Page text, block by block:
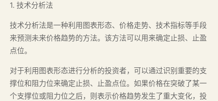
1. 技术分析法
技术分析法是一种利用图表形态、价格走势、技术指标等手段
来预测未来价格趋势的方法。该方法可以用来确定止损、止盈
点位。
对于利用图表形态进行分析的投资者，可以通过识别重要的支
撑位和阻力位来确定止损、止盈点位。如果价格在突破了某一
个支撑位或阻力位之后，则表示价格趋势发生了重大变化，投